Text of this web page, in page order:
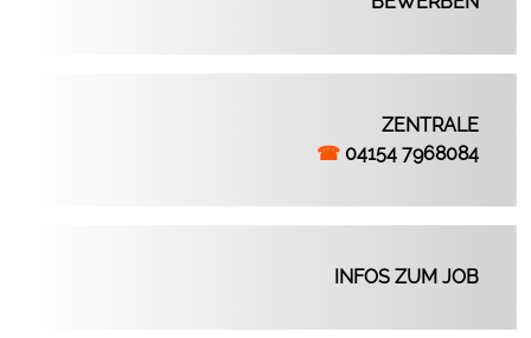
ZENTRALE
☎ 04154 7968084
INFOS ZUM JOB